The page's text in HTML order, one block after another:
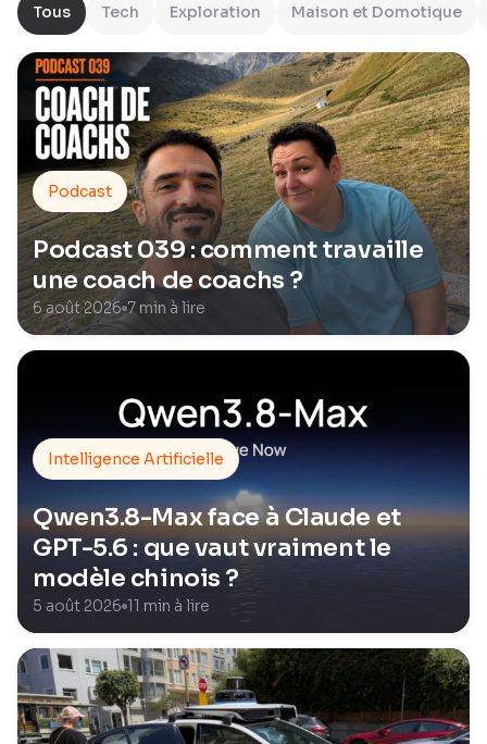
Tous Tech Exploration Maison et Domotique
Podcast
Podcast 039 : comment travaille
une coach de coachs ?
6 août 2026 7 min à lire
Intelligence Artificielle
Qwen3.8-Max face à Claude et
GPT-5.6 : que vaut vraiment le
modèle chinois ?
5 août 2026 11 min à lire